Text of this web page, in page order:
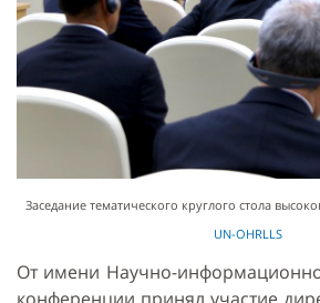
Заседание тематического круглого стола
UN-OHRLLS
От имени Научно-